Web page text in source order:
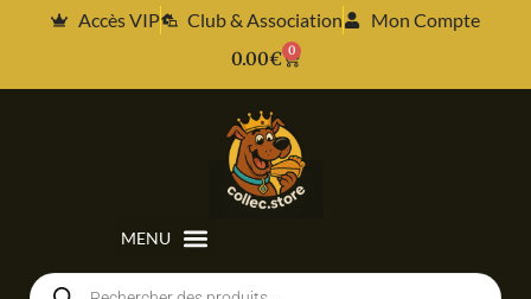
Accès VIP Club & Association
Mon Compte
0.00€ 0